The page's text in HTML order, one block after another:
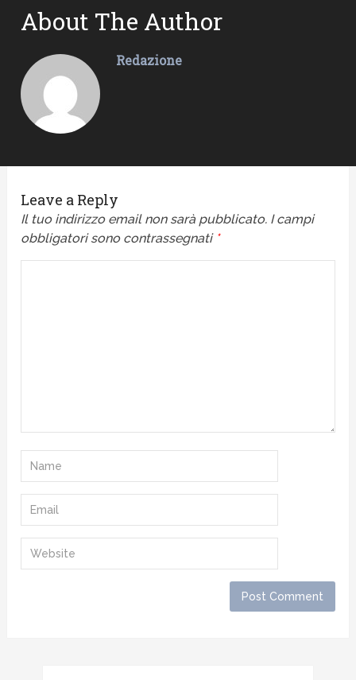
About The Author
Redazione
Leave a Reply
Il tuo indirizzo email non sarà pubblicato. I campi
obbligatori sono contrassegnati *